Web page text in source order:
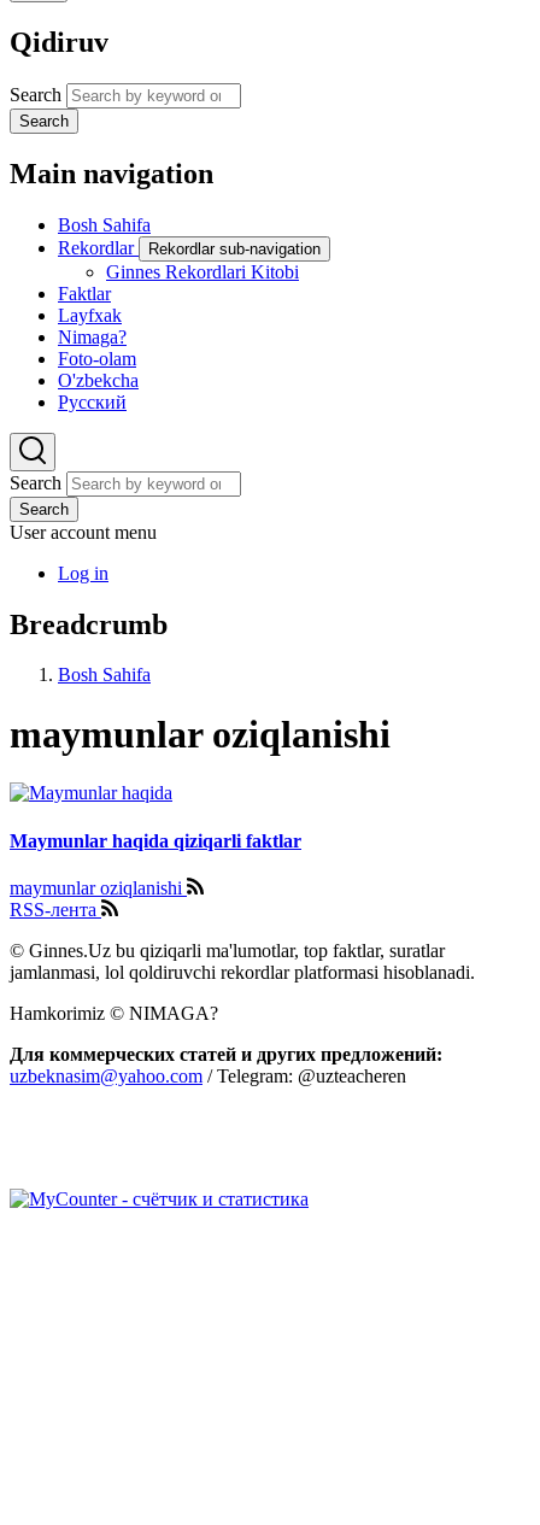
Qidiruv
Search
Search
Main navigation
Bosh Sahifa
Rekordlar
Rekordlar sub-navigation
Ginnes Rekordlari Kitobi
Faktlar
Layfxak
Nimaga?
Foto-olam
O'zbekcha
Русский
Search
Search
User account menu
Log in
Breadcrumb
Bosh Sahifa
maymunlar oziqlanishi
Maymunlar haqida qiziqarli faktlar
maymunlar oziqlanishi
RSS-лента
© Ginnes.Uz bu qiziqarli ma'lumotlar, top faktlar, suratlar
jamlanmasi, lol qoldiruvchi rekordlar platformasi hisoblanadi.
Hamkorimiz © NIMAGA?
Для коммерческих статей и других предложений:
uzbeknasim@yahoo.com / Telegram: @uzteacheren